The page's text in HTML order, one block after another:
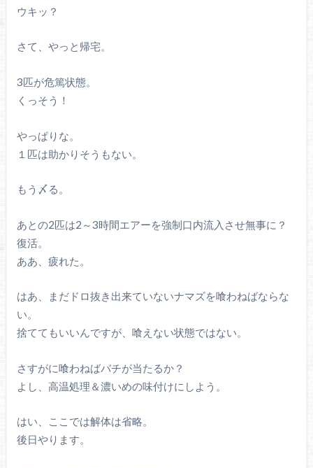
ウキッ？
さて、やっと帰宅。
3匹が危篤状態。
くっそう！
やっぱりな。
１匹は助かりそうもない。
もう〆る。
あとの2匹は2～3時間エアーを強制口内流入させ無事に？
復活。
ああ、疲れた。
はあ、まだドロ抜き出来ていないナマズを喰わねばならな
い。
捨ててもいいんですが、喰えない状態ではない。
さすがに喰わねばバチが当たるか？
よし、高温処理＆濃いめの味付けにしよう。
はい、ここでは解体は省略。
後日やります。